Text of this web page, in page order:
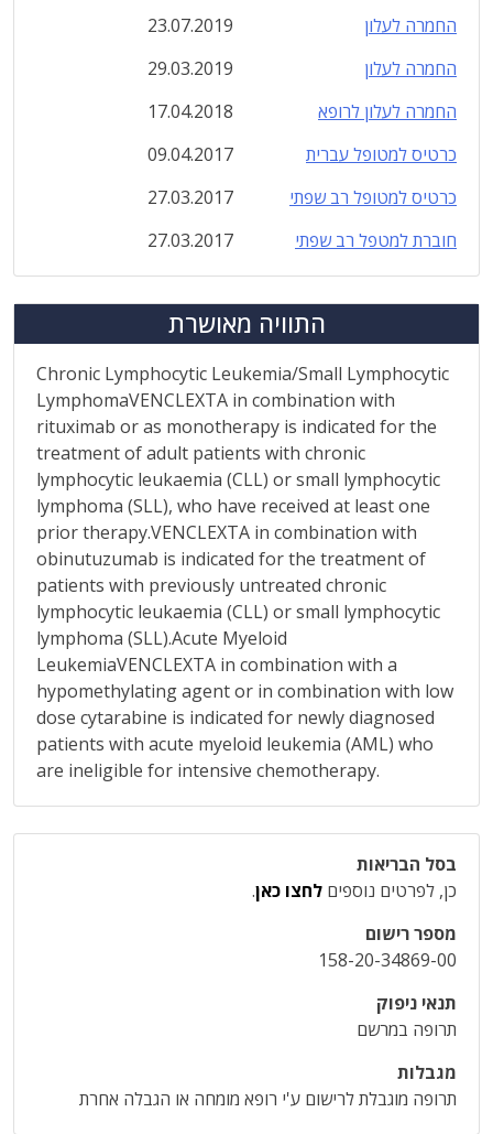
החמרה לעלון
23.07.2019
החמרה לעלון
29.03.2019
החמרה לעלון לרופא
17.04.2018
כרטיס למטופל עברית
09.04.2017
כרטיס למטופל רב שפתי
27.03.2017
חוברת למטפל רב שפתי
27.03.2017
התוויה מאושרת
Chronic Lymphocytic Leukemia/Small Lymphocytic
LymphomaVENCLEXTA in combination with
rituximab or as monotherapy is indicated for the
treatment of adult patients with chronic
lymphocytic leukaemia (CLL) or small lymphocytic
lymphoma (SLL), who have received at least one
prior therapy.VENCLEXTA in combination with
obinutuzumab is indicated for the treatment of
patients with previously untreated chronic
lymphocytic leukaemia (CLL) or small lymphocytic
lymphoma (SLL).Acute Myeloid
LeukemiaVENCLEXTA in combination with a
hypomethylating agent or in combination with low
dose cytarabine is indicated for newly diagnosed
patients with acute myeloid leukemia (AML) who
are ineligible for intensive chemotherapy.
בסל הבריאות
כן, לפרטים נוספים לחצו כאן.
מספר רישום
158-20-34869-00
תנאי ניפוק
תרופה במרשם
מגבלות
תרופה מוגבלת לרישום ע'י רופא מומחה או הגבלה אחרת